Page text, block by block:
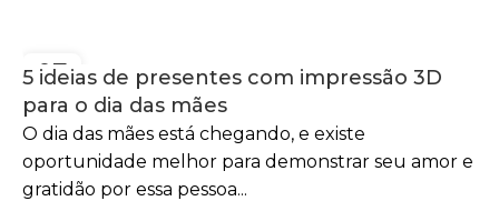
07
5 ideias de presentes com impressão 3D
para o dia das mães
O dia das mães está chegando, e existe
oportunidade melhor para demonstrar seu amor e
gratidão por essa pessoa...